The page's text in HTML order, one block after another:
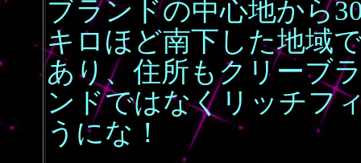
ブランドの中心地から
キロほど南下した地域
あり、住所もクリーブ
ンドではなくリッチフ
うにな！